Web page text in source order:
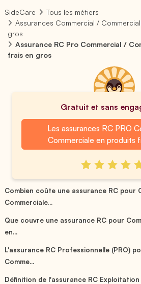
SideCare
Tous les métiers
Assurances Commercial /
gros
Assurance RC Pro Commercial /
frais en gros
Gratuit et sans
Les assurances RC PRO
Commerciale en produits
Combien coûte une assurance RC pour
Commerciale...
Que couvre une assurance RC pour
en...
L'assurance RC Professionnelle (PRO)
Comme...
Définition de l'assurance RC